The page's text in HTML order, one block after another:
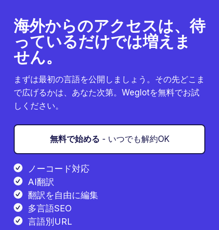
海外からのアクセスは、待
っているだけでは増えま
せん。
まずは最初の言語を公開しましょう。その先どこま
で広げるかは、あなた次第。Weglotを無料でお試
しください。
無料で始める - いつでも解約OK
ノーコード対応
AI翻訳
翻訳を自由に編集
多言語SEO
言語別URL